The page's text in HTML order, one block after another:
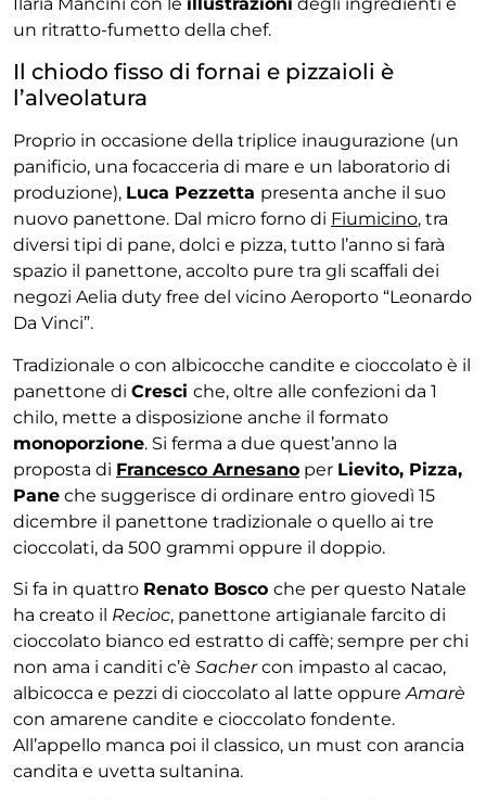
un ritratto-fumetto della chef.
Il chiodo fisso di fornai e pizzaioli è
l’alveolatura
Proprio in occasione della triplice inaugurazione (un
panificio, una focacceria di mare e un laboratorio di
produzione), Luca Pezzetta presenta anche il suo
nuovo panettone. Dal micro forno di Fiumicino, tra
diversi tipi di pane, dolci e pizza, tutto l’anno si farà
spazio il panettone, accolto pure tra gli scaffali dei
negozi Aelia duty free del vicino Aeroporto “Leonardo
Da Vinci”.
Tradizionale o con albicocche candite e cioccolato è il
panettone di Cresci che, oltre alle confezioni da 1
chilo, mette a disposizione anche il formato
monoporzione. Si ferma a due quest’anno la
proposta di Francesco Arnesano per Lievito, Pizza,
Pane che suggerisce di ordinare entro giovedì 15
dicembre il panettone tradizionale o quello ai tre
cioccolati, da 500 grammi oppure il doppio.
Si fa in quattro Renato Bosco che per questo Natale
ha creato il Recioc, panettone artigianale farcito di
cioccolato bianco ed estratto di caffè; sempre per chi
non ama i canditi c’è Sachercon impasto al cacao,
albicocca e pezzi di cioccolato al latte oppureAmarè
con amarene candite e cioccolato fondente.
All’appello manca poi il classico, un must con arancia
candita e uvetta sultanina.